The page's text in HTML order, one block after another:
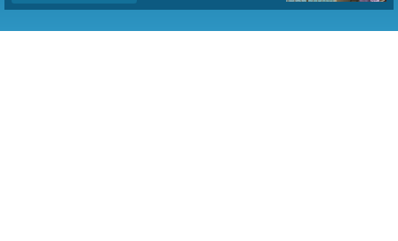
vodní výlety a pro klienty, kteří vyhledávají romantiku
nedotčenou přírodou na Jadranu. Místo se naopak